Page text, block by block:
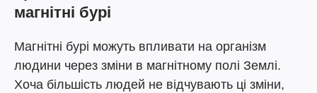
магнітні бурі
Магнітні бурі можуть впливати на організм
людини через зміни в магнітному полі Землі.
Хоча більшість людей не відчувають ці зміни,